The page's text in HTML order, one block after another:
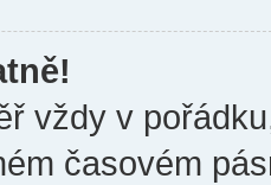
vždy v
časovém